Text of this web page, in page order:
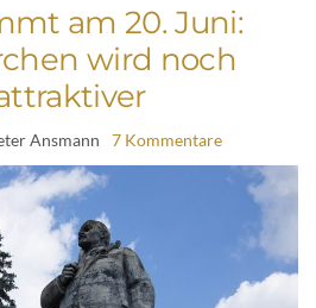
am 20. Juni:
wird noch
Ansmann 7 Kommentare